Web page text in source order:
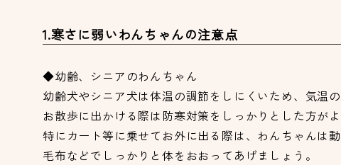
1.寒さに弱いわんちゃんの注意点
◆幼齢、シニアのわんちゃん
幼齢犬やシニア犬は体温の調節をしにくいため、気温
お散歩に出かける際は防寒対策をしっかりとした方がよ
特にカート等に乗せてお外に出る際は、わんちゃんは
毛布などでしっかりと体をおおってあげましょう。